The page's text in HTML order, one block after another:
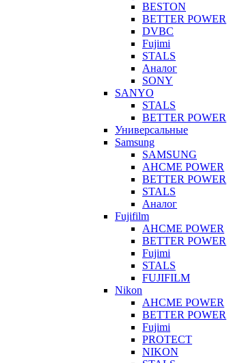
BESTON
BETTER POWER
DVBC
Fujimi
STALS
Аналог
SONY
SANYO
STALS
BETTER POWER
Универсальные
Samsung
SAMSUNG
AHCME POWER
BETTER POWER
STALS
Аналог
Fujifilm
AHCME POWER
BETTER POWER
Fujimi
STALS
FUJIFILM
Nikon
AHCME POWER
BETTER POWER
Fujimi
PROTECT
NIKON